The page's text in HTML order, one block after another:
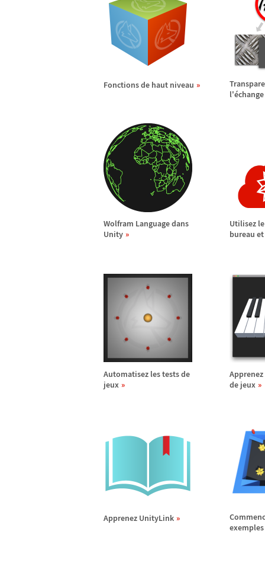
Fonctions de haut niveau
l'é
Wolfram Language dans
Unity
Utilisez
bureau
Automatisez les tests de
jeux
de jeux
Apprenez UnityLink